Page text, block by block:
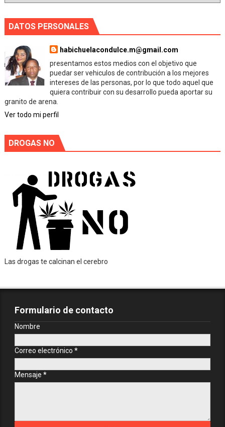
DATOS PERSONALES
habichuelacondulce.m@gmail.com
presentamos estos medios con el objetivo que
puedar ser vehiculos de contribución a los mejores
intereses de las personas, por lo que todo aquel que
quiera contribuir con su desarrollo pueda aportar su
granito de arena.
Ver todo mi perfil
DROGAS NO
Las drogas te calcinan el cerebro
Formulario de contacto
Nombre
Correo electrónico *
Mensaje *